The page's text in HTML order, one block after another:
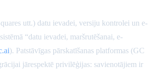
utt.) datu ievadei, versiju kontrolei un e-
“datu ievadei, maršrutēšanai, e-
). Patstāvīgas pārskatīšanas platformas (GC
jārespektē privilēģijas: savienotājiem ir